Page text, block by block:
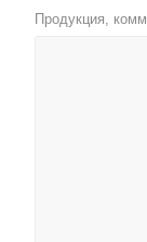
Продукция,